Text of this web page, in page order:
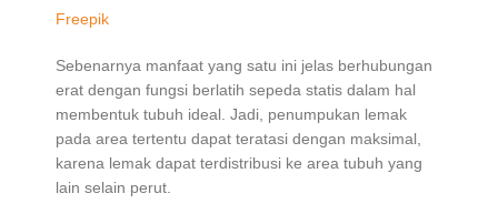
Freepik
Sebenarnya manfaat yang satu ini jelas berhubungan
erat dengan fungsi berlatih sepeda statis dalam hal
membentuk tubuh ideal. Jadi, penumpukan lemak
pada area tertentu dapat teratasi dengan maksimal,
karena lemak dapat terdistribusi ke area tubuh yang
lain selain perut.